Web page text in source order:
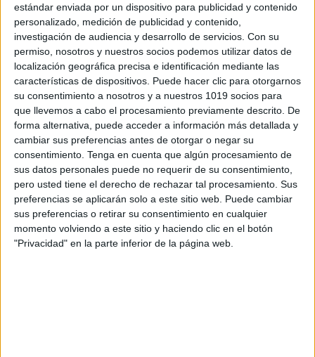
estándar enviada por un dispositivo para publicidad y contenido
personalizado, medición de publicidad y contenido,
investigación de audiencia y desarrollo de servicios. Con su
permiso, nosotros y nuestros socios podemos utilizar datos de
localización geográfica precisa e identificación mediante las
características de dispositivos. Puede hacer clic para otorgarnos
su consentimiento a nosotros y a nuestros 1019 socios para
que llevemos a cabo el procesamiento previamente descrito. De
forma alternativa, puede acceder a información más detallada y
cambiar sus preferencias antes de otorgar o negar su
consentimiento. Tenga en cuenta que algún procesamiento de
sus datos personales puede no requerir de su consentimiento,
pero usted tiene el derecho de rechazar tal procesamiento. Sus
preferencias se aplicarán solo a este sitio web. Puede cambiar
sus preferencias o retirar su consentimiento en cualquier
momento volviendo a este sitio y haciendo clic en el botón
"Privacidad" en la parte inferior de la página web.
Decoración temática de Lilo y Stitch
anima a los alumnos a aprender con
entusiasmo
ÚNETE A NUESTRO GRUPO EXCLUSIVO DE
WHATSAPP